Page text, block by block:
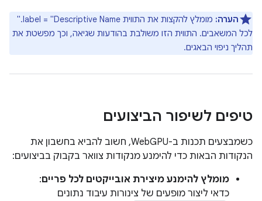
הערה:
מומלץ להקצות את התווית ‎.label = "Descriptive Name"
לכל המשאבים. התווית הזו משולבת בהודעות שגיאה, וכך מפשטת את
תהליך ניפוי הבאגים.
טיפים לשיפור הביצועים
כשמבצעים תכנות ב-WebGPU, חשוב להביא בחשבון את
הנקודות הבאות כדי להימנע מנקודות צוואר בקבוק בביצועים:
מומלץ להימנע מיצירת אובייקטים לכל פריים:
כדאי ליצור מופעים של צינורות עיבוד נתונים